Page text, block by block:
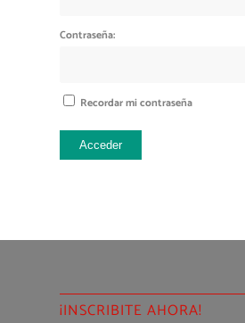
Contraseña:
Recordar mi contraseña
Acceder
¡INSCRIBITE AHORA!